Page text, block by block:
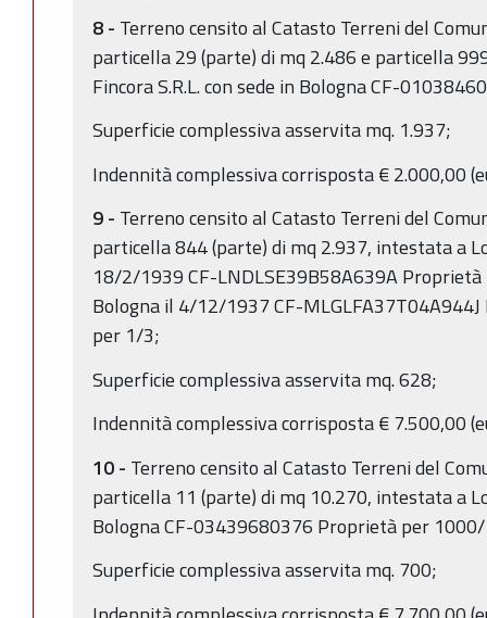
8 - Terreno censito al Catasto Terreni del
particella 29 (parte) di mq 2.486 e particella
Fincora S.R.L. con sede in Bologna CF-
Superficie complessiva asservita mq. 1.937;
Indennità complessiva corrisposta € 2.000,00
9 - Terreno censito al Catasto Terreni del
particella 844 (parte) di mq 2.937, intestata a
18/2/1939 CF-LNDLSE39B58A639A
Bologna il 4/12/1937 CF-
per 1/3;
Superficie complessiva asservita mq. 628;
Indennità complessiva corrisposta € 7.500,00
10 - Terreno censito al Catasto Terreni del
particella 11 (parte) di mq 10.270, intestata a
Bologna CF-03439680376 Proprietà per
Superficie complessiva asservita mq. 700;